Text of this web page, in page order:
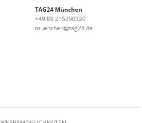
TAG24 München
+49 89 215390320
muenchen@tag24.de